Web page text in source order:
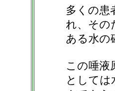
多くの患
れ、その
ある水の
この唾液
としては